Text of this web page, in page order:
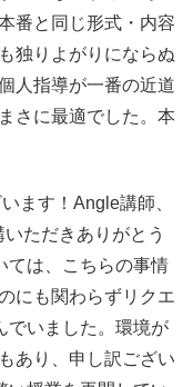
番と同じ形式・内容
独りよがりにならぬ
人指導が一番の近道
さに最適でした。本
ます！Angle講師、
ただきありがとう
ては、こちらの事情
にも関わらずリクエ
でいました。環境が
あり、申し訳ござい